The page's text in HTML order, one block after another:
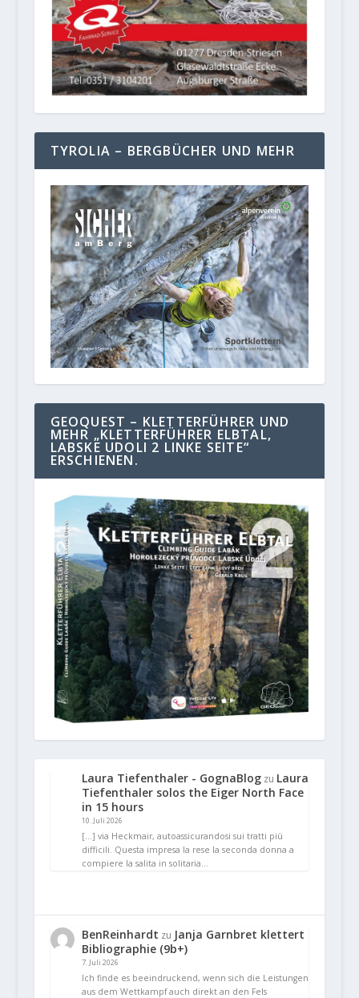
TYROLIA – BERGBÜCHER UND MEHR
GEOQUEST – KLETTERFÜHRER UND
MEHR „KLETTERFÜHRER ELBTAL,
LABSKE UDOLI 2 LINKE SEITE“
ERSCHIENEN.
Laura Tiefenthaler - GognaBlogzu Laura
Tiefenthaler solos the Eiger North Face
in 15 hours
10. Juli 2026
[…] via Heckmair, autoassicurandosi sui tratti più
difficili. Questa impresa la rese la seconda donna a
compiere la salita in solitaria…
BenReinhardt zu Janja Garnbret klettert
Bibliographie (9b+)
7. Juli 2026
Ich finde es beeindruckend, wenn sich die Leistungen
aus dem Wettkampf auch direkt an den Fels